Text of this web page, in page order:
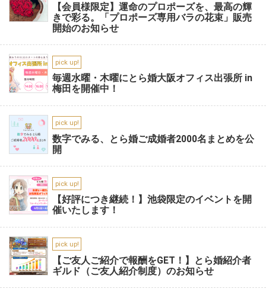
【会員様限定】運命のプロポーズを、最高の輝
きで彩る。「プロポーズ専用バラの花束」販売
開始のお知らせ
pick up!
毎週水曜・木曜にとら婚大阪オフィス出張所 in
梅田を開催中！
pick up!
数字でみる、とら婚ご成婚者2000名まとめを公
開
pick up!
【好評につき継続！】池袋限定のイベントを開
催いたします！
pick up!
【ご友人ご紹介で報酬をGET！】とら婚紹介者
ギルド（ご友人紹介制度）のお知らせ